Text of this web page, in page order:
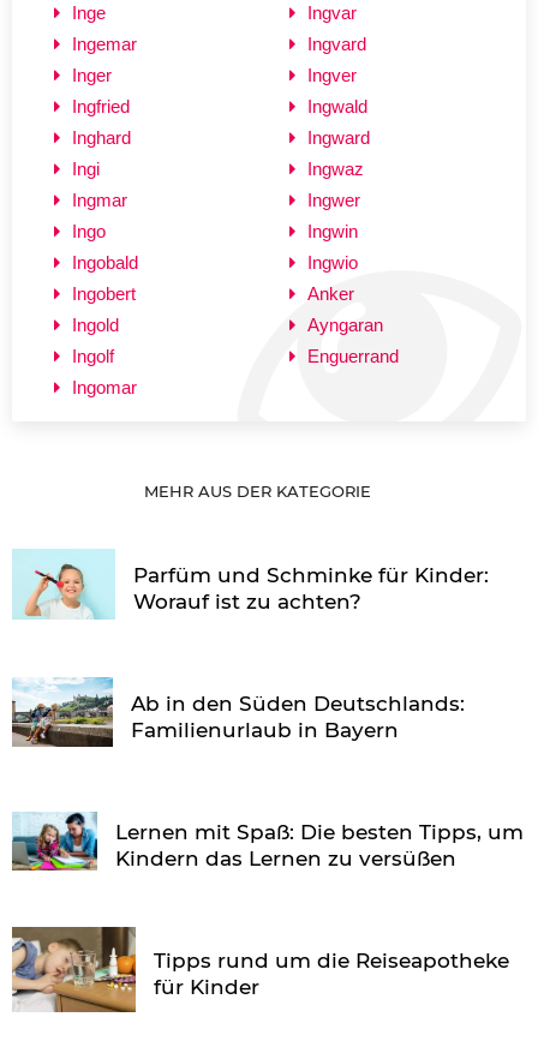
Inge
Ingemar
Inger
Ingfried
Inghard
Ingi
Ingmar
Ingo
Ingobald
Ingobert
Ingold
Ingolf
Ingomar
Ingvar
Ingvard
Ingver
Ingwald
Ingward
Ingwaz
Ingwer
Ingwin
Ingwio
Anker
Ayngaran
Enguerrand
MEHR AUS DER KATEGORIE
Parfüm und Schminke für Kinder:
Worauf ist zu achten?
Ab in den Süden Deutschlands:
Familienurlaub in Bayern
Lernen mit Spaß: Die besten Tipps, um
Kindern das Lernen zu versüßen
Tipps rund um die Reiseapotheke
für Kinder